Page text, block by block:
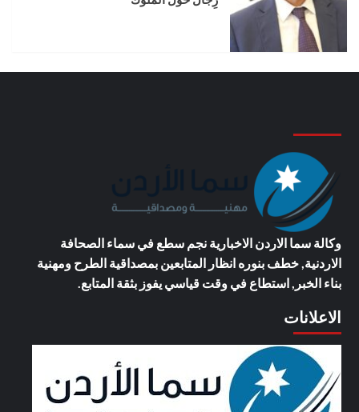
وكالة سما الاردن الاخباريةنجم سطع في سماء الصحافة
الاردنية, خطف بنوره انظار المتابعين بمصداقية الطرح ومهنية
بناء الخبر, استطاع في وقت قياسي يفوز بثقة المتابع.
الاعلانات